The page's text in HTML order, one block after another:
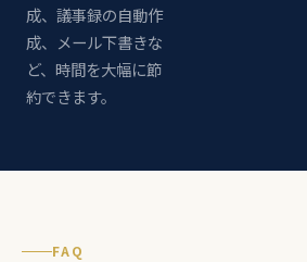
成、議事録の自動作
成、メール下書きな
ど、時間を大幅に節
約できます。
FAQ